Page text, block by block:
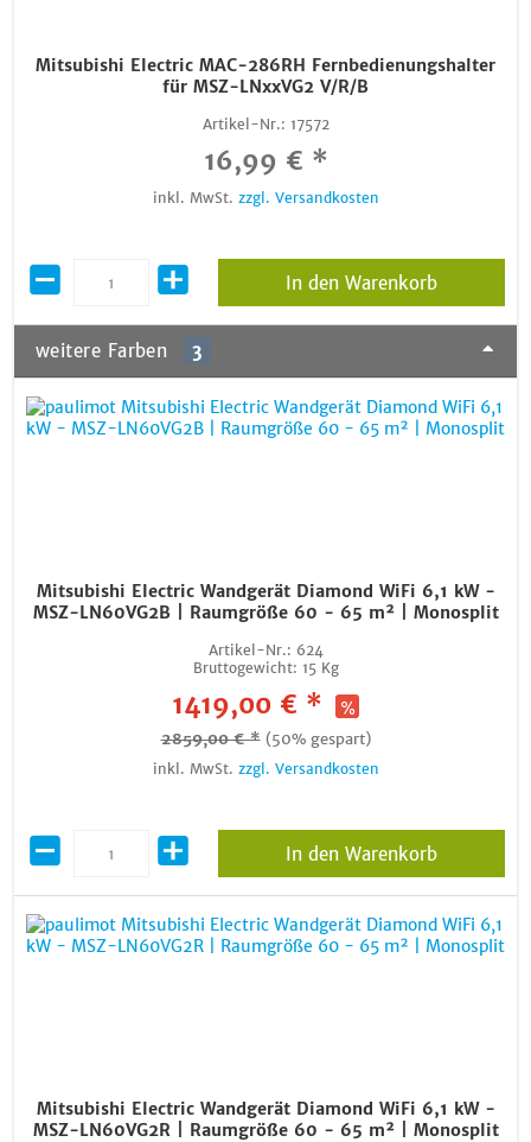
Mitsubishi Electric MAC-286RH Fernbedienungshalter
für MSZ-LNxxVG2 V/R/B
Artikel-Nr.: 17572
16,99 € *
inkl. MwSt. zzgl. Versandkosten
In den Warenkorb
weitere Farben 3
Mitsubishi Electric Wandgerät Diamond WiFi 6,1 kW -
MSZ-LN60VG2B | Raumgröße 60 - 65 m² | Monosplit
Artikel-Nr.: 624
Bruttogewicht: 15 Kg
1419,00 € *
2859,00 € * (50% gespart)
inkl. MwSt. zzgl. Versandkosten
In den Warenkorb
Mitsubishi Electric Wandgerät Diamond WiFi 6,1 kW -
MSZ-LN60VG2R | Raumgröße 60 - 65 m² | Monosplit